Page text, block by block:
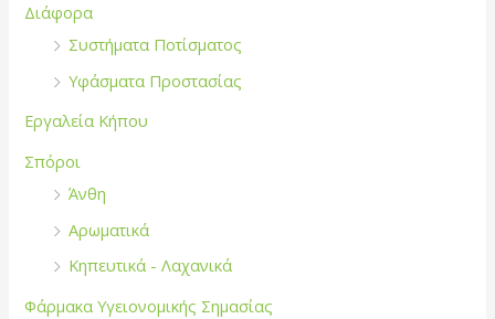
Διάφορα
Συστήματα Ποτίσματος
Υφάσματα Προστασίας
Εργαλεία Κήπου
Σπόροι
Άνθη
Αρωματικά
Κηπευτικά - Λαχανικά
Φάρμακα Υγειονομικής Σημασίας